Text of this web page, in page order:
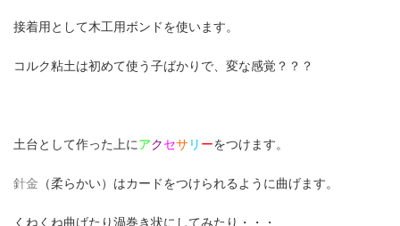
接着用として木工用ボンドを使います。
コルク粘土は初めて使う子ばかりで、変な感覚？？？
土台として作った上にアクセサリ ーをつけます。
針金 （柔らかい）はカードをつけられるように曲げます。
くねくね曲げたり渦巻き状にしてみたり・・・